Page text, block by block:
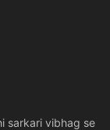
sarkari vibhag se